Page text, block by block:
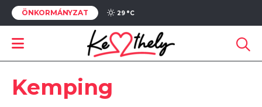
ÖNKORMÁNYZAT 29 °C
Kemping